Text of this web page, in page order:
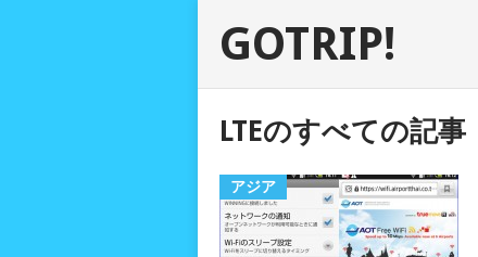
GOTRIP!
LTEのすべての記事
アジア